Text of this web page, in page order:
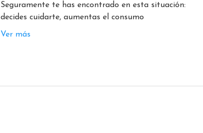
Seguramente te has encontrado en esta situación:
decides cuidarte, aumentas el consumo
Ver más